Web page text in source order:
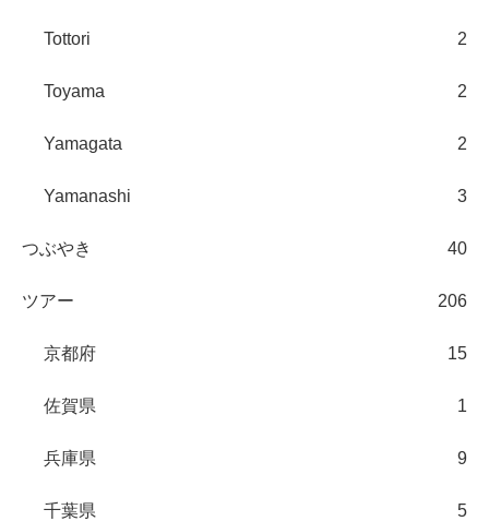
Tottori 2
Toyama 2
Yamagata 2
Yamanashi 3
つぶやき 40
ツアー 206
京都府 15
佐賀県 1
兵庫県 9
千葉県 5